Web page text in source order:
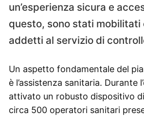
un’esperienza sicura e
questo, sono stati
addetti al servizio di
Un aspetto fondamentale del
è l’assistenza sanitaria. Durante
attivato un robusto dispositivo
circa 500 operatori sanitari